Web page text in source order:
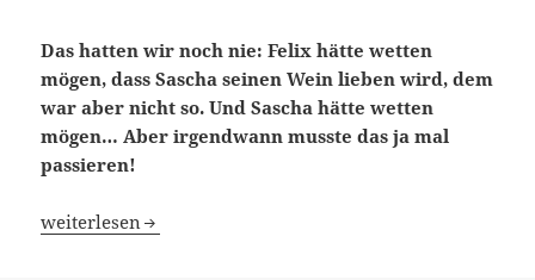
Das hatten wir noch nie: Felix hätte wetten
mögen, dass Sascha seinen Wein lieben wird, dem
war aber nicht so. Und Sascha hätte wetten
mögen… Aber irgendwann musste das ja mal
passieren!
Blindflug 28: Sie singen nicht!
weiterlesen